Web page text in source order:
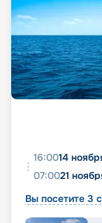
16:0014
07:0021
Вы посетите 3